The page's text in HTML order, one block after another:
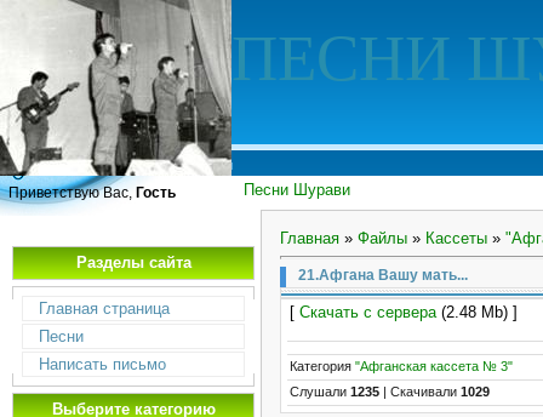
ПЕСНИ
Песни Шурави
Приветствую Вас, Гость
Разделы сайта
Главная страница
Песни
Написать письмо
Выберите категорию
Главная » Файлы » Кассеты »
21.Афгана Вашу мать...
[ Скачать с сервера(2.48 Mb) ]
Категория "Афганская кассета № 3"
Слушали 1235 Скачивали 1029